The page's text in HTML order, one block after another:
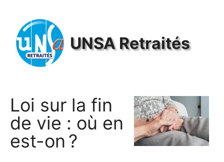
UNSARetraités
Loi sur la fin
de vie : où en
est-on ?